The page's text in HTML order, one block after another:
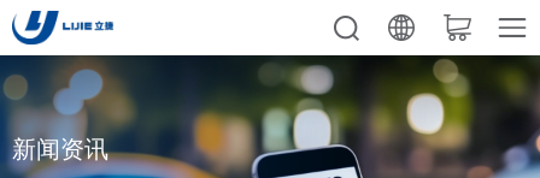
新闻资讯